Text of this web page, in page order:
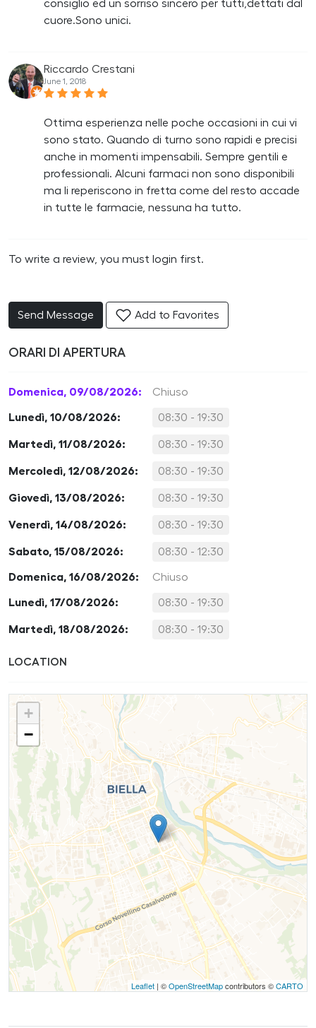
consiglio ed un sorriso sincero per tutti,dettati dal
cuore.Sono unici.
Riccardo Crestani
June 1, 2018
Ottima esperienza nelle poche occasioni in cui vi
sono stato. Quando di turno sono rapidi e precisi
anche in momenti impensabili. Sempre gentili e
professionali. Alcuni farmaci non sono disponibili
ma li reperiscono in fretta come del resto accade
in tutte le farmacie, nessuna ha tutto.
To write a review, you must login first.
Send Message Add to Favorites
ORARI DI APERTURA
Domenica, 09/08/2026: Chiuso
Lunedì, 10/08/2026: 08:30 - 19:30
Martedì, 11/08/2026: 08:30 - 19:30
Mercoledì, 12/08/2026: 08:30 - 19:30
Giovedì, 13/08/2026: 08:30 - 19:30
Venerdì, 14/08/2026: 08:30 - 19:30
Sabato, 15/08/2026: 08:30 - 12:30
Domenica, 16/08/2026: Chiuso
Lunedì, 17/08/2026: 08:30 - 19:30
Martedì, 18/08/2026: 08:30 - 19:30
LOCATION
+
−
Leaflet | ©OpenStreetMapcontributors ©CARTO